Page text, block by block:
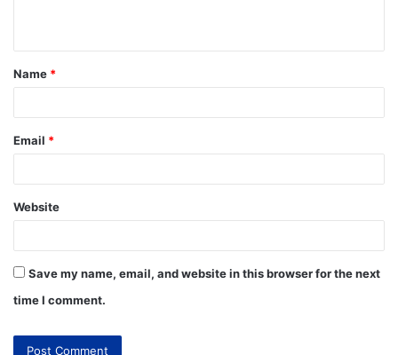
Name *
Email *
Website
Save my name, email, and website in this browser for the next
time I comment.